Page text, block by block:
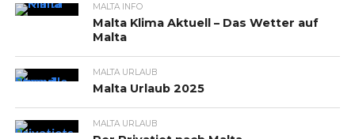
MALTA INFO
Malta Klima Aktuell – Das Wetter auf
Malta
MALTA URLAUB
Malta Urlaub 2025
MALTA URLAUB